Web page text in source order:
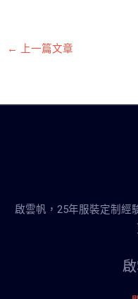
← 上一篇文章
啟雲帆，25年服裝定制經